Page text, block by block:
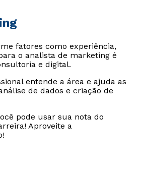
fatores como experiência,
o analista de marketing é
e digital.
entende a área e ajuda as
de dados e criação de
pode usar sua nota do
Aproveite a